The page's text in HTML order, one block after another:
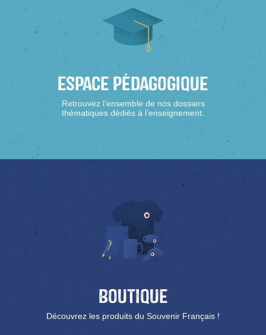
Espace Pédagogique
Retrouvez l’ensemble de nos dossiers
thématiques dédiés à l’enseignement.
Boutique
Découvrez les produits du Souvenir Français !